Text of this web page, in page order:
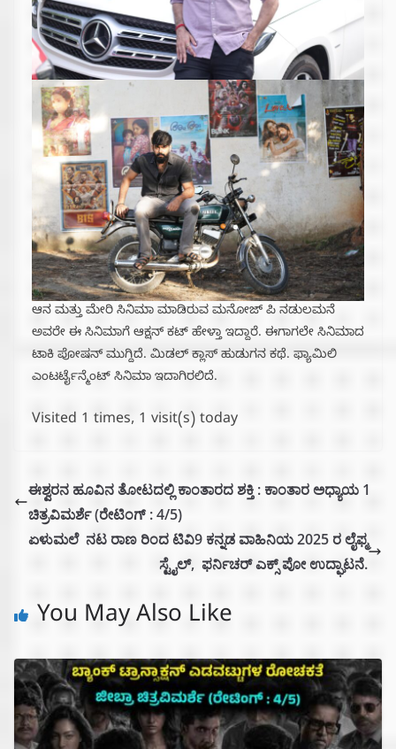
ಆನ ಮತ್ತು ಮೇರಿ ಸಿನಿಮಾ ಮಾಡಿರುವ ಮನೋಜ್ ಪಿ ನಡುಲಮನೆ
ಅವರೇ ಈ ಸಿನಿಮಾಗೆ ಆಕ್ಷನ್ ಕಟ್ ಹೇಳ್ತಾ ಇದ್ದಾರೆ. ಈಗಾಗಲೇ ಸಿನಿಮಾದ
ಟಾಕಿ ಪೋಷನ್ ಮುಗ್ದಿದೆ. ಮಿಡಲ್ ಕ್ಲಾಸ್ ಹುಡುಗನ ಕಥೆ. ಫ್ಯಾಮಿಲಿ
ಎಂಟರ್ಟೈನ್ಮೆಂಟ್ ಸಿನಿಮಾ ಇದಾಗಿರಲಿದೆ.
Visited 1 times, 1 visit(s) today
ಈಶ್ವರನ ಹೂವಿನ ತೋಟದಲ್ಲಿ ಕಾಂತಾರದ ಶಕ್ತಿ : ಕಾಂತಾರ ಅಧ್ಯಾಯ 1
ಚಿತ್ರವಿಮರ್ಶೆ (ರೇಟಿಂಗ್ : 4/5)
ಏಳುಮಲೆ ನಟ ರಾಣ ರಿಂದ ಟಿವಿ9 ಕನ್ನಡ ವಾಹಿನಿಯ 2025 ರ ಲೈಫ್ಮ
ಸ್ಟೈಲ್, ಫರ್ನಿಚರ್ ಎಕ್ಸ್ ಪೋ ಉದ್ಘಾಟನೆ.
You May Also Like